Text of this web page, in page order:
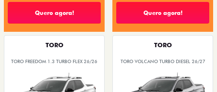
Quero agora! Quero agora!
TORO
TORO FREEDOM 1.3 TURBO FLEX 26/26
TORO
TORO VOLCANO TURBO DIESEL 26/27